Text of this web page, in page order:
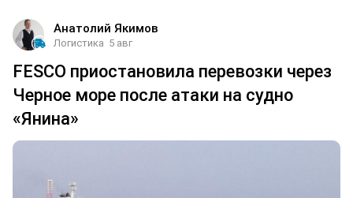
Анатолий Якимов
Логистика 5 авг
FESCO приостановила перевозки через
Черное море после атаки на судно
«Янина»